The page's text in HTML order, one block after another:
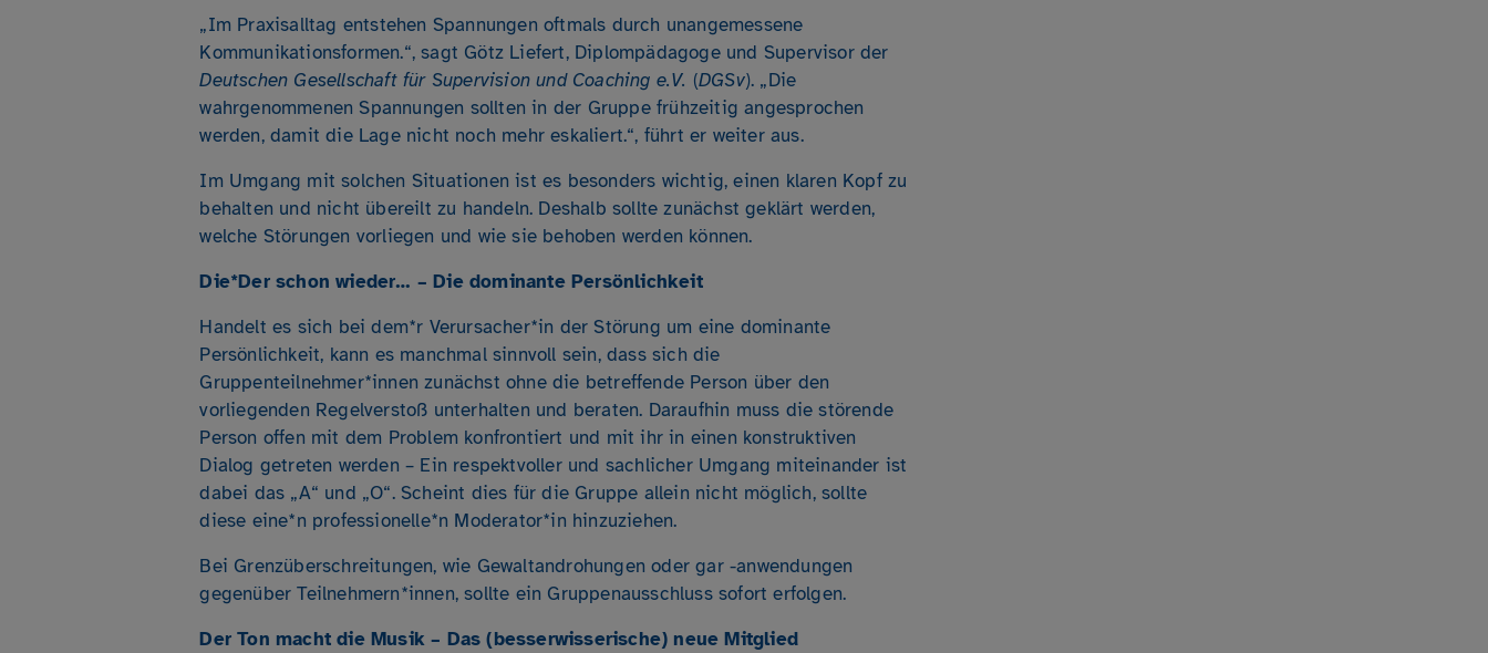
„Im Praxisalltag entstehen Spannungen oftmals durch unangemessene
Kommunikationsformen.“, sagt Götz Liefert, Diplompädagoge und Supervisor der
Deutschen Gesellschaft für Supervision und Coaching e.V. (DGSv). „Die
wahrgenommenen Spannungen sollten in der Gruppe frühzeitig angesprochen
werden, damit die Lage nicht noch mehr eskaliert.“, führt er weiter aus.
Im Umgang mit solchen Situationen ist es besonders wichtig, einen klaren Kopf zu
behalten und nicht übereilt zu handeln. Deshalb sollte zunächst geklärt werden,
welche Störungen vorliegen und wie sie behoben werden können.
Die*Der schon wieder… – Die dominante Persönlichkeit
Handelt es sich bei dem*r Verursacher*in der Störung um eine dominante
Persönlichkeit, kann es manchmal sinnvoll sein, dass sich die
Gruppenteilnehmer*innen zunächst ohne die betreffende Person über den
vorliegenden Regelverstoß unterhalten und beraten. Daraufhin muss die störende
Person offen mit dem Problem konfrontiert und mit ihr in einen konstruktiven
Dialog getreten werden – Ein respektvoller und sachlicher Umgang miteinander ist
dabei das „A“ und „O“. Scheint dies für die Gruppe allein nicht möglich, sollte
diese eine*n professionelle*n Moderator*in hinzuziehen.
Bei Grenzüberschreitungen, wie Gewaltandrohungen oder gar -anwendungen
gegenüber Teilnehmern*innen, sollte ein Gruppenausschluss sofort erfolgen.
Der Ton macht die Musik – Das (besserwisserische) neue Mitglied